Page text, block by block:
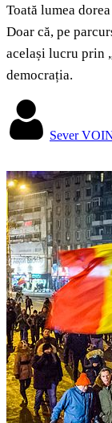
Toată lumea
Doar că, pe
același lucru prin
democrația.
Sever